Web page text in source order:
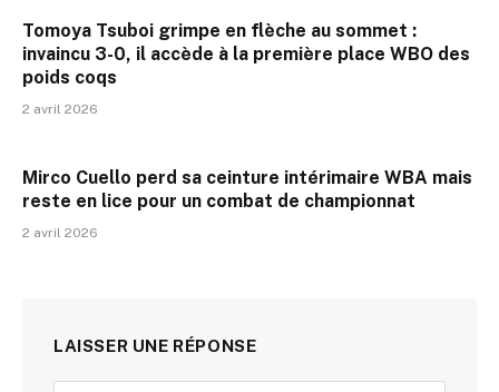
Tomoya Tsuboi grimpe en flèche au sommet :
invaincu 3-0, il accède à la première place WBO des
poids coqs
2 avril 2026
Mirco Cuello perd sa ceinture intérimaire WBA mais
reste en lice pour un combat de championnat
2 avril 2026
LAISSER UNE RÉPONSE